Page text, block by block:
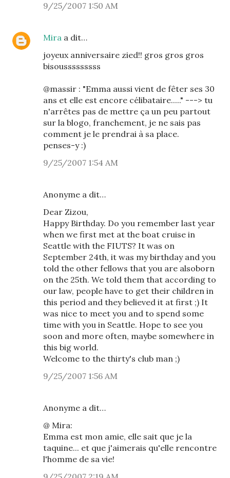
9/25/2007 1:50 AM
Mira a dit…
joyeux anniversaire zied!! gros gros gros
bisousssssssss
@massir : "Emma aussi vient de fêter ses 30
ans et elle est encore célibataire....." ---> tu
n'arrêtes pas de mettre ça un peu partout
sur la blogo, franchement, je ne sais pas
comment je le prendrai à sa place.
penses-y :)
9/25/2007 1:54 AM
Anonyme a dit…
Dear Zizou,
Happy Birthday. Do you remember last year
when we first met at the boat cruise in
Seattle with the FIUTS? It was on
September 24th, it was my birthday and you
told the other fellows that you are alsoborn
on the 25th. We told them that according to
our law, people have to get their children in
this period and they believed it at first ;) It
was nice to meet you and to spend some
time with you in Seattle. Hope to see you
soon and more often, maybe somewhere in
this big world.
Welcome to the thirty's club man ;)
9/25/2007 1:56 AM
Anonyme a dit…
@ Mira:
Emma est mon amie, elle sait que je la
taquine... et que j'aimerais qu'elle rencontre
l'homme de sa vie!